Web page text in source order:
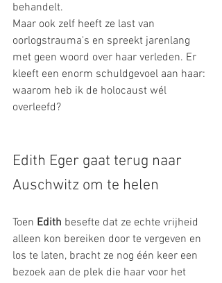
behandelt.
Maar ook zelf heeft ze last van
oorlogstrauma's en spreekt jarenlang
met geen woord over haar verleden. Er
kleeft een enorm schuldgevoel aan haar:
waarom heb ik de holocaust wél
overleefd?
Edith Eger gaat terug naar
Auschwitz om te helen
Toen Edith besefte dat ze echte vrijheid
alleen kon bereiken door te vergeven en
los te laten, bracht ze nog één keer een
bezoek aan de plek die haar voor het